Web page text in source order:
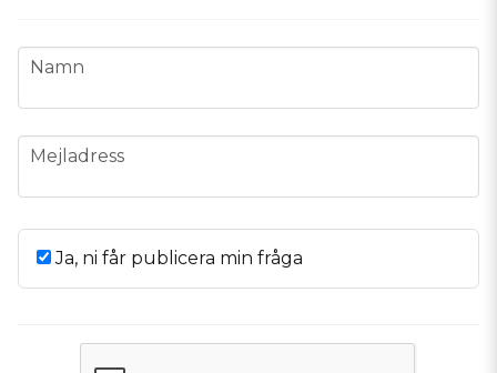
name
Namn
email
Mejladress
Ja, ni får publicera min fråga